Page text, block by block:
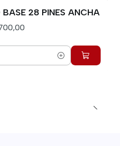
28 PINES ANCHA